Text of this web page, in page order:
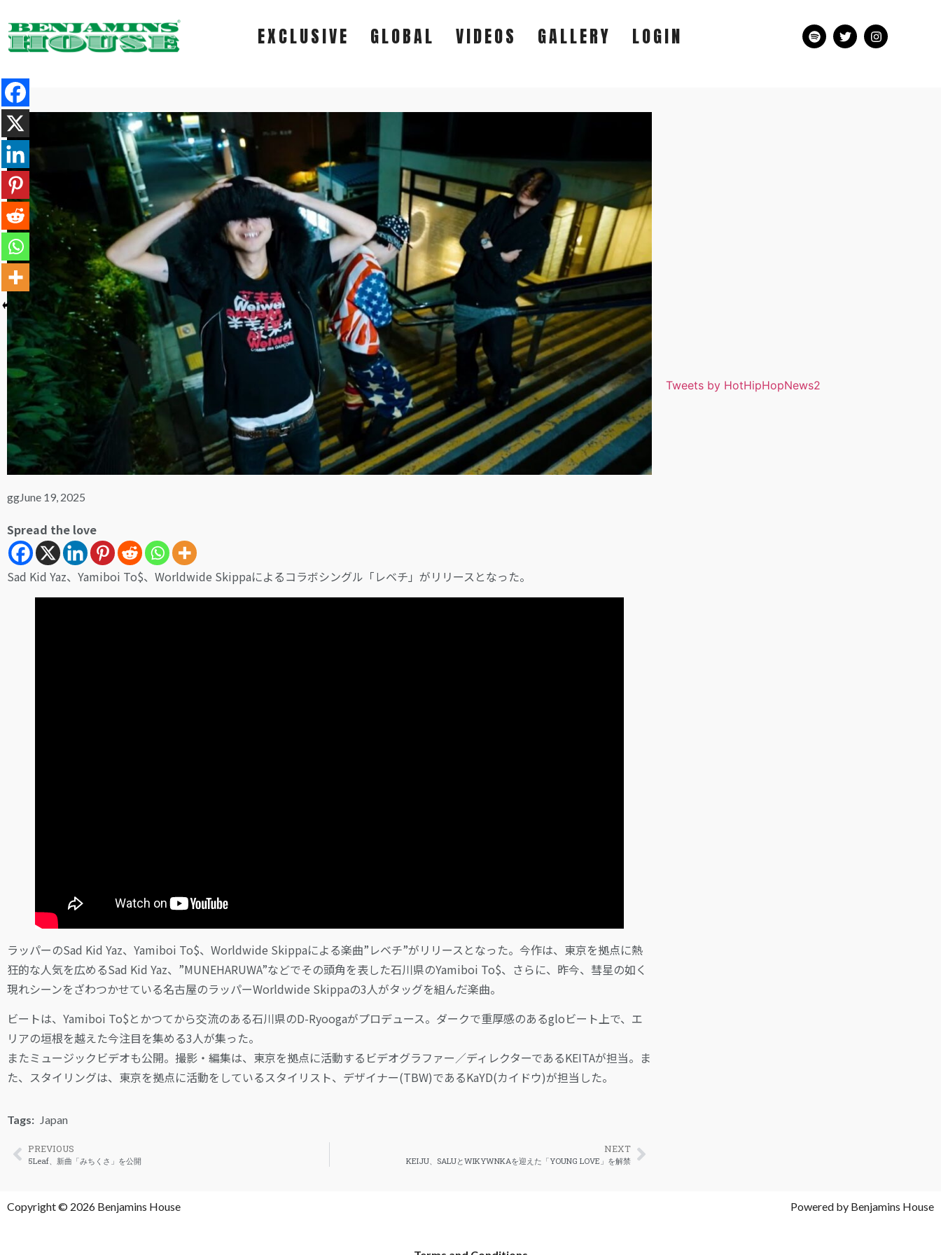
EXCLUSIVE GLOBAL VIDEOS GALLERY LOGIN
EXCLUSIVE
GLOBAL
VIDEOS
GALLERY
LOGIN
ggJune 19, 2025
Spread the love
Sad Kid Yaz、Yamiboi To$、Worldwide Skippaによるコラボシングル「レベチ」がリリースとなった。
ラッパーのSad Kid Yaz、Yamiboi To$、Worldwide Skippaによる楽曲”レベチ”がリリースとなった。今作は、東京を拠点に熱
狂的な人気を広めるSad Kid Yaz、”MUNEHARUWA”などでその頭角を表した石川県のYamiboi To$、さらに、昨今、彗星の如く
現れシーンをざわつかせている名古屋のラッパーWorldwide Skippaの3人がタッグを組んだ楽曲。
ビートは、Yamiboi To$とかつてから交流のある石川県のD-Ryoogaがプロデュース。ダークで重厚感のあるgloビート上で、エ
リアの垣根を越えた今注目を集める3人が集った。
またミュージックビデオも公開。撮影・編集は、東京を拠点に活動するビデオグラファー／ディレクターであるKEITAが担当。ま
た、スタイリングは、東京を拠点に活動をしているスタイリスト、デザイナー(TBW)であるKaYD(カイドウ)が担当した。
Tags: Japan
PREVIOUS
5Leaf、新曲「みちくさ」を公開
NEXT
KEIJU、SALUとWIKYWNKAを迎えた「YOUNG LOVE」を解禁
Tweets by HotHipHopNews2
Copyright © 2026 Benjamins House Powered by Benjamins House